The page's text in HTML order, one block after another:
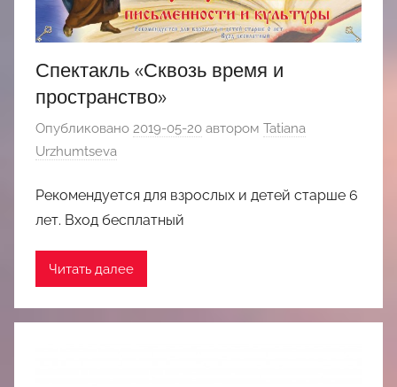
Спектакль «Сквозь время и
пространство»
Опубликовано 2019-05-20 автором Tatiana
Urzhumtseva
Рекомендуется для взрослых и детей старше 6
лет. Вход бесплатный
Читать далее